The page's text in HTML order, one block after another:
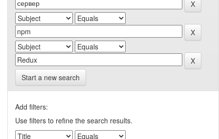
Start a new search
Add filters:
Use filters to refine the search results.